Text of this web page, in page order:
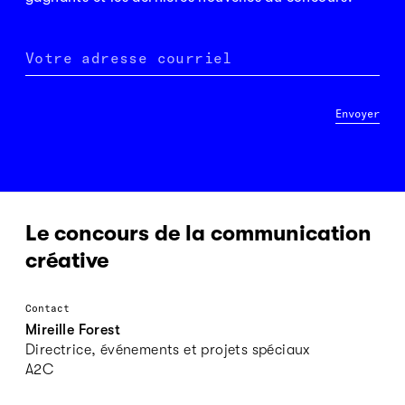
Votre adresse courriel
Envoyer
Le concours de la communication
créative
Contact
Mireille Forest
Directrice, événements et projets spéciaux
A2C